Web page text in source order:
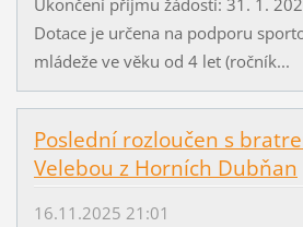
Dotace je určena na podporu
mládeže ve věku od 4 let (ročník...
Poslední rozloučen s
Velebou z Horních Dubňan
16.11.2025 21:01